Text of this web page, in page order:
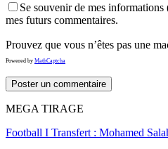
Se souvenir de mes
mes futurs commentaires.
Prouvez que vous n’êtes pas une
Powered by MathCaptcha
MEGA TIRAGE
Football I Transfert : Mohamed